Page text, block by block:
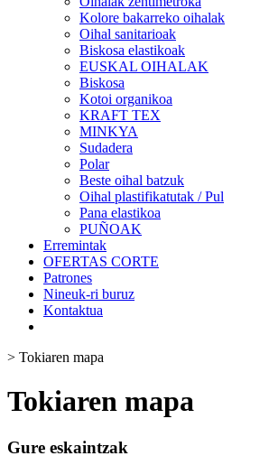
Kolore bakarreko oihalak
Oihal sanitarioak
Biskosa elastikoak
EUSKAL OIHALAK
Biskosa
Kotoi organikoa
KRAFT TEX
MINKYA
Sudadera
Polar
Beste oihal batzuk
Oihal plastifikatutak / Pul
Pana elastikoa
PUÑOAK
Erremintak
OFERTAS CORTE
Patrones
Nineuk-ri buruz
Kontaktua
> Tokiaren mapa
Tokiaren mapa
Gure eskaintzak